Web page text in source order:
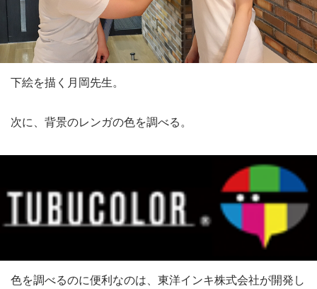
下絵を描く月岡先生。
次に、背景のレンガの色を調べる。
色を調べるのに便利なのは、東洋インキ株式会社が開発し